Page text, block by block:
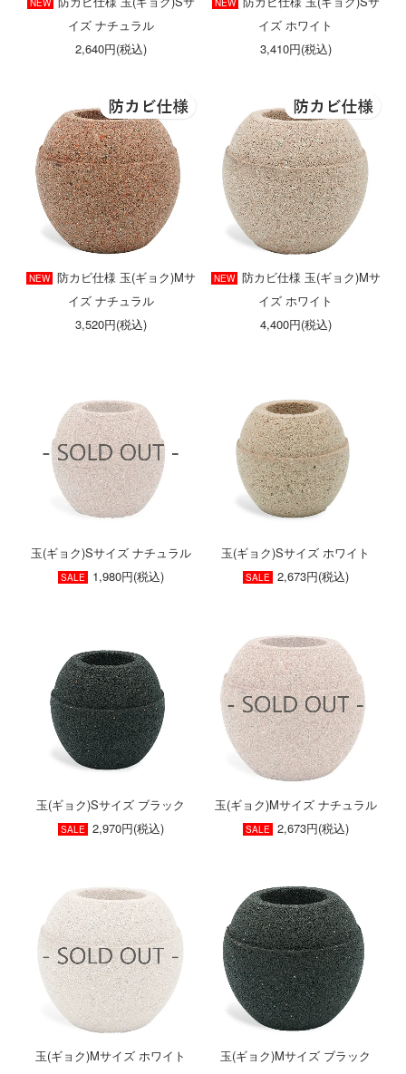
NEW
イズ ナチュラル
2,640円(税込)
NEW
イズ ホワイト
3,410円(税込)
NEW
防カビ仕様 玉(ギョク)Mサ
イズ ナチュラル
3,520円(税込)
NEW
防カビ仕様 玉(ギョク)Mサ
イズ ホワイト
4,400円(税込)
玉(ギョク)Sサイズ ナチュラル
SALE 1,980円(税込)
玉(ギョク)Sサイズ ホワイト
SALE 2,673円(税込)
玉(ギョク)Sサイズ ブラック
SALE 2,970円(税込)
玉(ギョク)Mサイズ ナチュラル
SALE 2,673円(税込)
玉(ギョク)Mサイズ ホワイト
玉(ギョク)Mサイズ ブラック